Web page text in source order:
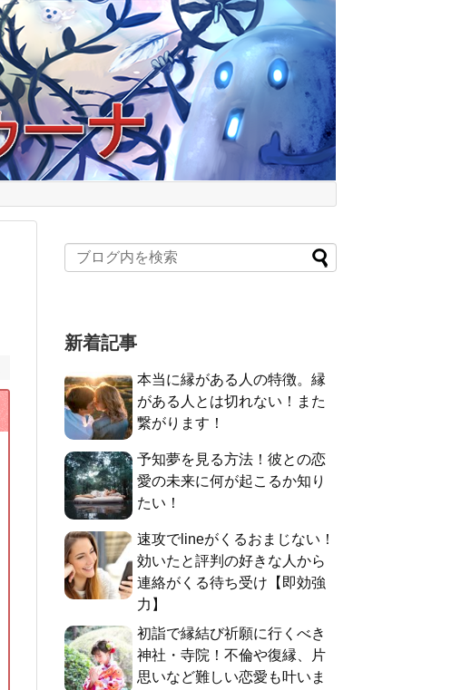
新着記事
本当に縁がある人の特徴。縁
がある人とは切れない！また
繋がります！
予知夢を見る方法！彼との恋
愛の未来に何が起こるか知り
たい！
速攻でlineがくるおまじない！
効いたと評判の好きな人から
連絡がくる待ち受け【即効強
力】
初詣で縁結び祈願に行くべき
神社・寺院！不倫や復縁、片
思いなど難しい恋愛も叶いま